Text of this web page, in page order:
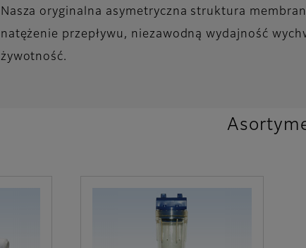
Nasza oryginalna asymetryczna struktura
natężenie przepływu, niezawodną wydajność
żywotność.